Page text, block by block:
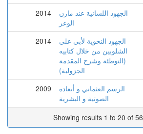
2014
الجهود اللسانية عند مازن
الوعر
2014
الجهود النحوية لأبي علي
الشلوبين من خلال كتابيه
(التوطئة وشرح المقدمة
الجزولية)
2009
الرسم العثماني و أبعاده
الصوتية و البشرية
Showing results 1 to 20 of 56